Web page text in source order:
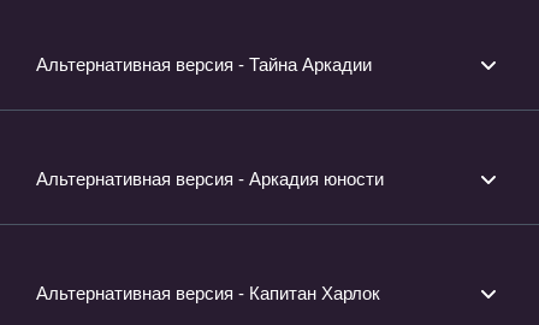
Альтернативная версия - Тайна Аркадии
Альтернативная версия - Аркадия юности
Альтернативная версия - Капитан Харлок